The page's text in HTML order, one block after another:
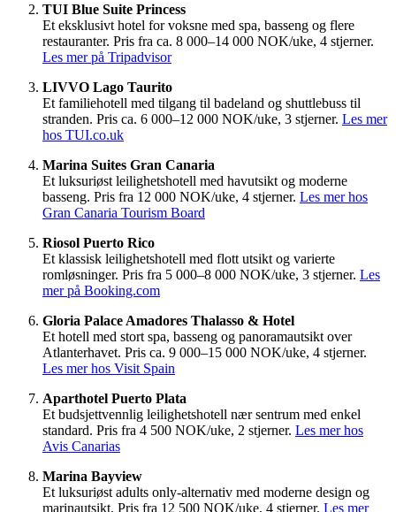
TUI Blue Suite Princess
Et eksklusivt hotel for voksne med spa, basseng og flere
restauranter. Pris fra ca. 8 000–14 000 NOK/uke, 4 stjerner.
Les mer på Tripadvisor
LIVVO Lago Taurito
Et familiehotell med tilgang til badeland og shuttlebuss til
stranden. Pris ca. 6 000–12 000 NOK/uke, 3 stjerner. Les mer
hos TUI.co.uk
Marina Suites Gran Canaria
Et luksuriøst leilighetshotell med havutsikt og moderne
basseng. Pris fra 12 000 NOK/uke, 4 stjerner. Les mer hos
Gran Canaria Tourism Board
Riosol Puerto Rico
Et klassisk leilighetshotell med flott utsikt og varierte
romløsninger. Pris fra 5 000–8 000 NOK/uke, 3 stjerner. Les
mer på Booking.com
Gloria Palace Amadores Thalasso & Hotel
Et hotell med stort spa, basseng og panoramautsikt over
Atlanterhavet. Pris ca. 9 000–15 000 NOK/uke, 4 stjerner.
Les mer hos Visit Spain
Aparthotel Puerto Plata
Et budsjettvennlig leilighetshotell nær sentrum med enkel
standard. Pris fra 4 500 NOK/uke, 2 stjerner. Les mer hos
Avis Canarias
Marina Bayview
Et luksuriøst adults only-alternativ med moderne design og
marinautsikt. Pris fra 12 500 NOK/uke, 4 stjerner. Les mer